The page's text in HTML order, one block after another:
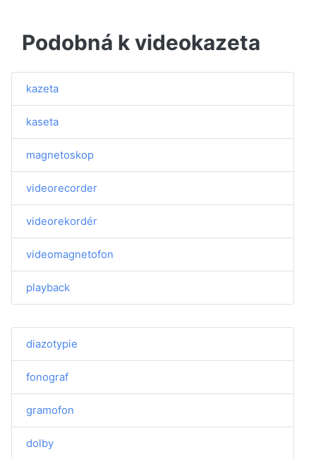
Podobná k videokazeta
kazeta
kaseta
magnetoskop
videorecorder
videorekordér
videomagnetofon
playback
diazotypie
fonograf
gramofon
dolby